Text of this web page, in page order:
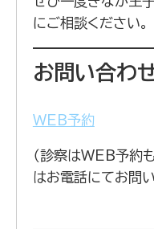
にご相談ください。
お問い合わ
WEB予約
（診察はWEB予約
はお電話にてお問い